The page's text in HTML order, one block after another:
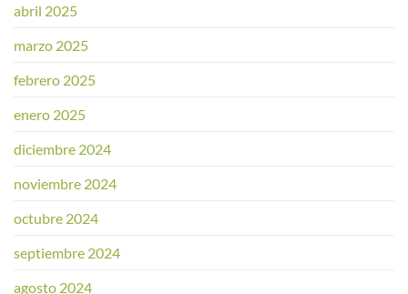
abril 2025
marzo 2025
febrero 2025
enero 2025
diciembre 2024
noviembre 2024
octubre 2024
septiembre 2024
agosto 2024